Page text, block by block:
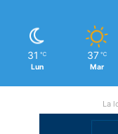
31 ℃
Lun
37 ℃
Mar
La